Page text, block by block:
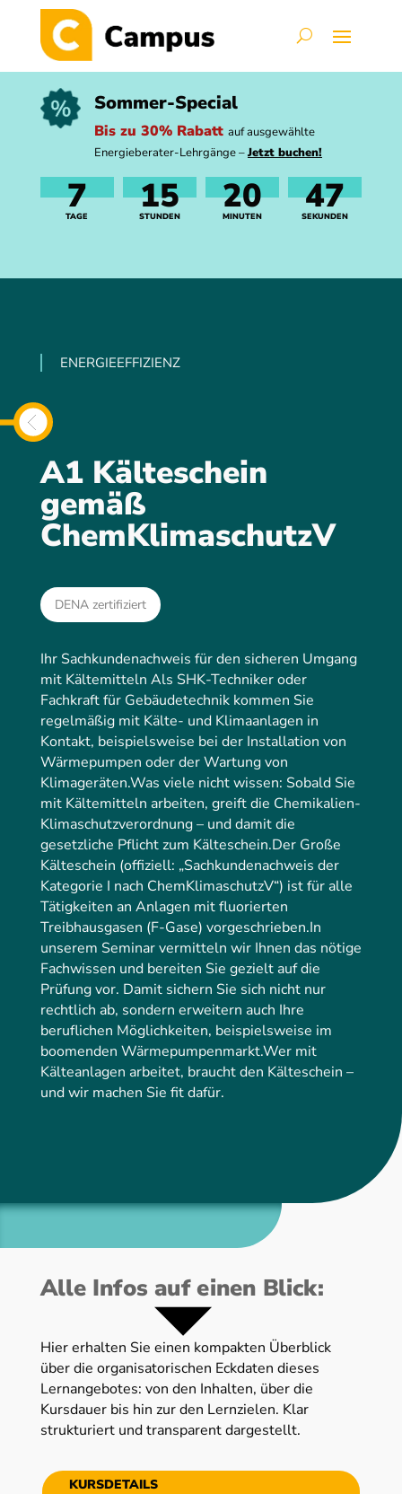
Sommer-Special
Bis zu 30% Rabatt auf ausgewählte
Energieberater-Lehrgänge –Jetzt buchen!
7
TAGE 15
STUNDEN 20
MINUTEN 46
SEKUNDEN
ENERGIEEFFIZIENZ
A1 Kälteschein
gemäß
ChemKlimaschutzV
DENA zertifiziert
Ihr Sachkundenachweis für den sicheren Umgang
mit Kältemitteln Als SHK-Techniker oder
Fachkraft für Gebäudetechnik kommen Sie
regelmäßig mit Kälte- und Klimaanlagen in
Kontakt, beispielsweise bei der Installation von
Wärmepumpen oder der Wartung von
Klimageräten.Was viele nicht wissen: Sobald Sie
mit Kältemitteln arbeiten, greift die Chemikalien-
Klimaschutzverordnung – und damit die
gesetzliche Pflicht zum Kälteschein.Der Große
Kälteschein (offiziell: „Sachkundenachweis der
Kategorie I nach ChemKlimaschutzV“) ist für alle
Tätigkeiten an Anlagen mit fluorierten
Treibhausgasen (F-Gase) vorgeschrieben.In
unserem Seminar vermitteln wir Ihnen das nötige
Fachwissen und bereiten Sie gezielt auf die
Prüfung vor. Damit sichern Sie sich nicht nur
rechtlich ab, sondern erweitern auch Ihre
beruflichen Möglichkeiten, beispielsweise im
boomenden Wärmepumpenmarkt.Wer mit
Kälteanlagen arbeitet, braucht den Kälteschein –
und wir machen Sie fit dafür.
Alle Infos auf einen Blick:
Hier erhalten Sie einen kompakten Überblick
über die organisatorischen Eckdaten dieses
Lernangebotes: von den Inhalten, über die
Kursdauer bis hin zur den Lernzielen. Klar
strukturiert und transparent dargestellt.
KURSDETAILS